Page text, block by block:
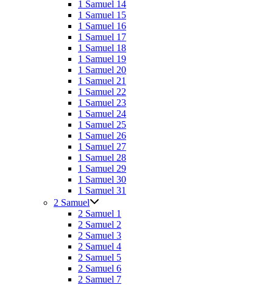
1 Samuel 14
1 Samuel 15
1 Samuel 16
1 Samuel 17
1 Samuel 18
1 Samuel 19
1 Samuel 20
1 Samuel 21
1 Samuel 22
1 Samuel 23
1 Samuel 24
1 Samuel 25
1 Samuel 26
1 Samuel 27
1 Samuel 28
1 Samuel 29
1 Samuel 30
1 Samuel 31
2 Samuel
2 Samuel 1
2 Samuel 2
2 Samuel 3
2 Samuel 4
2 Samuel 5
2 Samuel 6
2 Samuel 7